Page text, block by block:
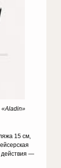
«Aladin»
15 см,
действия —